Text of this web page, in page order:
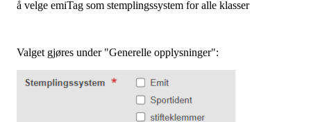
å velge emiTag som stemplingssystem for alle klasser
Valget gjøres under "Generelle opplysninger":